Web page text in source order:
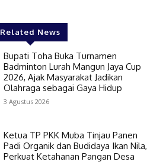
Related News
Bupati Toha Buka Turnamen
Badminton Lurah Mangun Jaya Cup
2026, Ajak Masyarakat Jadikan
Olahraga sebagai Gaya Hidup
3 Agustus 2026
Ketua TP PKK Muba Tinjau Panen
Padi Organik dan Budidaya Ikan Nila,
Perkuat Ketahanan Pangan Desa